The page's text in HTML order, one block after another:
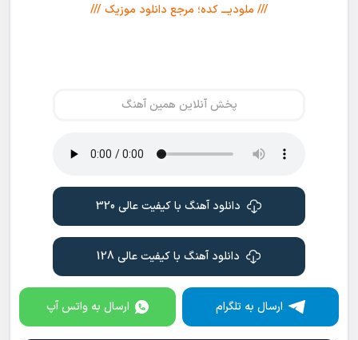
/// ملودیـــ کده؛ مرجع دانلود موزیک ///
پخش آنلاین همین آهنگ
دانلود آهنگ با کیفیت عالی 320
دانلود آهنگ با کیفیت عالی 128
ارسال به تلگرام ارسال به واتس آپ